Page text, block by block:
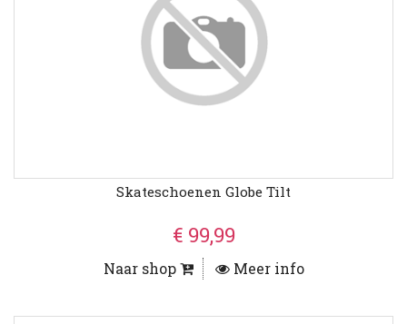
Skateschoenen Globe Tilt
€ 99,99
Naar shop Meer info